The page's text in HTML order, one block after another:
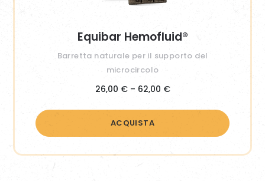
Equibar Hemofluid®
Barretta naturale per il supporto del
microcircolo
26,00 € – 62,00 €Fascia
26,00 €
ACQUISTA